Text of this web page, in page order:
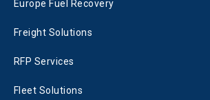
Europe Fuel Recovery
Freight Solutions
RFP Services
Fleet Solutions